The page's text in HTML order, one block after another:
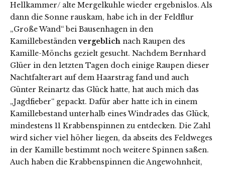
Hellkammer/ alte Mergelkuhle wieder ergebnislos. Als
dann die Sonne rauskam, habe ich in der Feldflur
„Große Wand“ bei Bausenhagen in den
Kamillebeständen vergeblich nach Raupen des
Kamille-Mönchs gezielt gesucht. Nachdem Bernhard
Glüer in den letzten Tagen doch einige Raupen dieser
Nachtfalterart auf dem Haarstrag fand und auch
Günter Reinartz das Glück hatte, hat auch mich das
„Jagdfieber“ gepackt. Dafür aber hatte ich in einem
Kamillebestand unterhalb eines Windrades das Glück,
mindestens 11 Krabbenspinnen zu entdecken. Die Zahl
wird sicher viel höher liegen, da abseits des Feldweges
in der Kamille bestimmt noch weitere Spinnen saßen.
Auch haben die Krabbenspinnen die Angewohnheit,